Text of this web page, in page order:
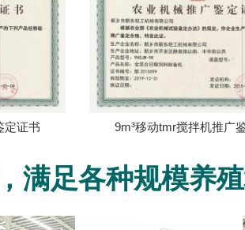
定证书 9m³移动tmr搅拌机推广
满足各种规模养